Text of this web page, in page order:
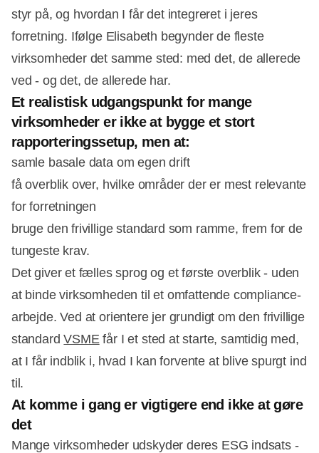
styr på, og hvordan I får det integreret i jeres
forretning. Ifølge Elisabeth begynder de fleste
virksomheder det samme sted: med det, de allerede
ved - og det, de allerede har.
Et realistisk udgangspunkt for mange
virksomheder er ikke at bygge et stort
rapporteringssetup, men at:
samle basale data om egen drift
få overblik over, hvilke områder der er mest relevante
for forretningen
bruge den frivillige standard som ramme, frem for de
tungeste krav.
Det giver et fælles sprog og et første overblik - uden
at binde virksomheden til et omfattende compliance-
arbejde. Ved at orientere jer grundigt om den frivillige
standardVSMEfår I et sted at starte, samtidig med,
at I får indblik i, hvad I kan forvente at blive spurgt ind
til.
At komme i gang er vigtigere end ikke at gøre
det
Mange virksomheder udskyder deres ESG indsats -